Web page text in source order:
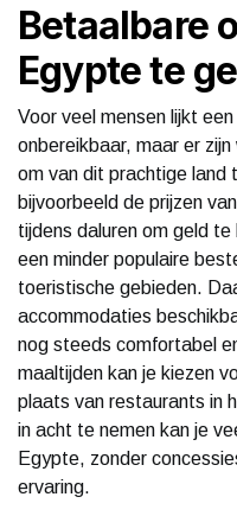
Betaalbare
Egypte te
Voor veel mensen lijkt
onbereikbaar, maar er
om van dit prachtige land
bijvoorbeeld de prijzen
tijdens daluren om geld
een minder populaire
toeristische gebieden.
accommodaties
nog steeds comfortabel
maaltijden kan je kiezen
plaats van restaurants in
in acht te nemen kan je
Egypte, zonder
ervaring.